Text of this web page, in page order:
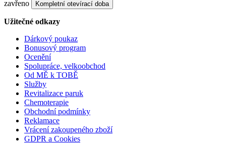
zavřeno
Kompletní otevírací doba
Užitečné odkazy
Dárkový poukaz
Bonusový program
Ocenění
Spolupráce, velkoobchod
Od MĚ k TOBĚ
Služby
Revitalizace paruk
Chemoterapie
Obchodní podmínky
Reklamace
Vrácení zakoupeného zboží
GDPR a Cookies